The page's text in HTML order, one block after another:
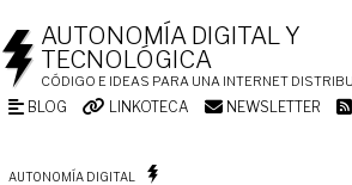
AUTONOMÍA DIGITAL Y
TECNOLÓGICA
CÓDIGO E IDEAS PARA UNA INTERNET
BLOG LINKOTECA NEWSLETTER
AUTONOMÍA DIGITAL